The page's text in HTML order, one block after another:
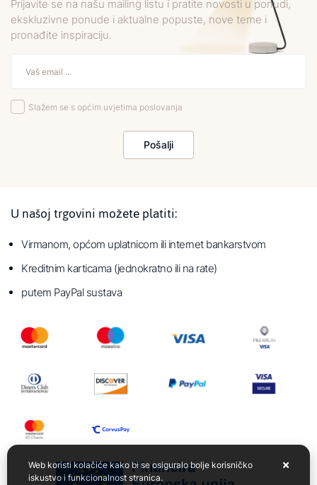
Prijavite se na našu mailing listu i pratite novosti u ponudi,
ekskluzivne ponude i aktualne popuste, nove teme i
pronađite inspiraciju.
Slažem se s općim uvjetima poslovanja
Pošalji
U našoj trgovini možete platiti:
Virmanom, općom uplatnicom ili internet bankarstvom
Kreditnim karticama (jednokratno ili na rate)
putem PayPal sustava
Web koristi kolačiće kako bi se osiguralo bolje korisničko
iskustvo i funkcionalnost stranica.